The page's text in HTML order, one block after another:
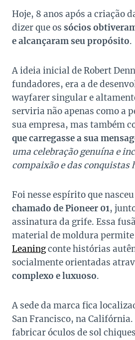
Hoje, 8 anos após a criação
dizer que os sócios
e alcançaram seu propósito.
A ideia inicial de Robert
fundadores, era a de
wayfarer singular e
serviria não apenas como a
sua empresa, mas também
que carregasse a sua
uma celebração genuína e
compaixão e das conquistas
Foi nesse espírito que
chamado de Pioneer 01,
assinatura da grife. Essa
material de moldura
Leaningconte histórias
socialmente orientadas
complexo e luxuoso.
A sede da marca fica
San Francisco, na Califórnia.
fabricar óculos de sol